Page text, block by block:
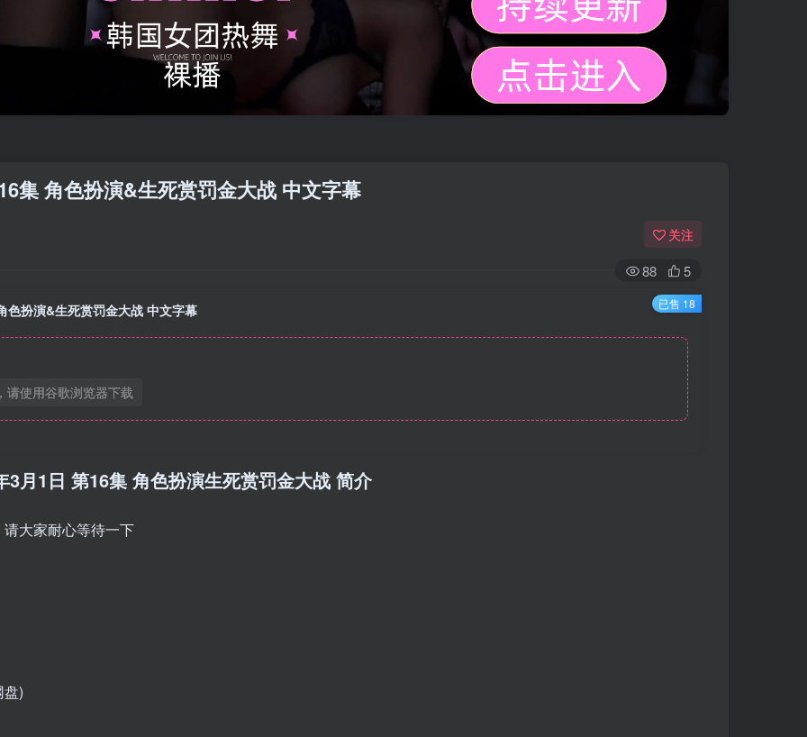
集 角色扮演&生死赏罚金大战 中文字幕
关注
88 5
已售 18
色扮演&生死赏罚金大战 中文字幕
请使用谷歌浏览器下载
月1日 第16集 角色扮演生死赏罚金大战 简介
大家耐心等待一下
)